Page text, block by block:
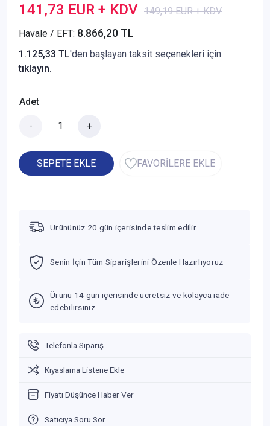
141,73 EUR + KDV 149,19 EUR + KDV
Havale / EFT: 8.866,20 TL
1.125,33 TL'den başlayan taksit seçenekleri için
tıklayın.
Adet
- +
SEPETE EKLE FAVORİLERE EKLE
Ürününüz 20 gün içerisinde teslim edilir
Senin İçin Tüm Siparişlerini Özenle Hazırlıyoruz
Ürünü 14 gün içerisinde ücretsiz ve kolayca iade
edebilirsiniz.
Telefonla Sipariş
Kıyaslama Listene Ekle
Fiyatı Düşünce Haber Ver
Satıcıya Soru Sor